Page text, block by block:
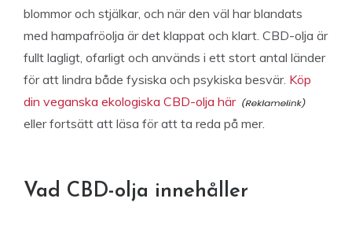
blommor och stjälkar, och när den väl har blandats
med hampafröolja är det klappat och klart. CBD-olja är
fullt lagligt, ofarligt och används i ett stort antal länder
för att lindra både fysiska och psykiska besvär. Köp
din veganska ekologiska CBD-olja här
eller fortsätt att läsa för att ta reda på mer.
Vad CBD-olja innehåller